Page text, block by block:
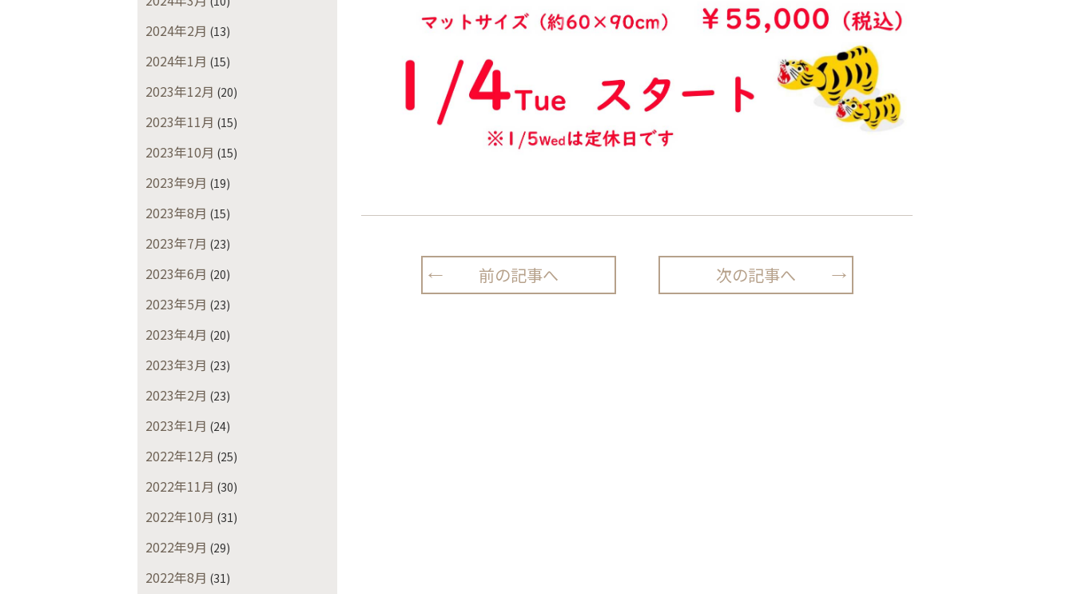
2024年2月 (13)
2024年1月 (15)
2023年12月 (20)
2023年11月 (15)
2023年10月 (15)
2023年9月 (19)
2023年8月 (15)
2023年7月 (23)
2023年6月 (20)
2023年5月 (23)
2023年4月 (20)
2023年3月 (23)
2023年2月 (23)
2023年1月 (24)
2022年12月 (25)
2022年11月 (30)
2022年10月 (31)
2022年9月 (29)
2022年8月 (31)
前の記事へ 次の記事へ